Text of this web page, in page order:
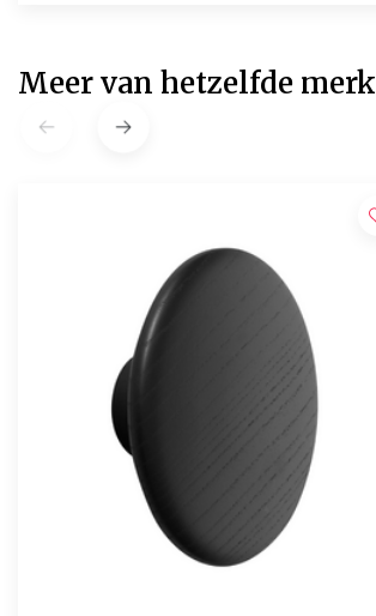
Meer van hetzelfde merk